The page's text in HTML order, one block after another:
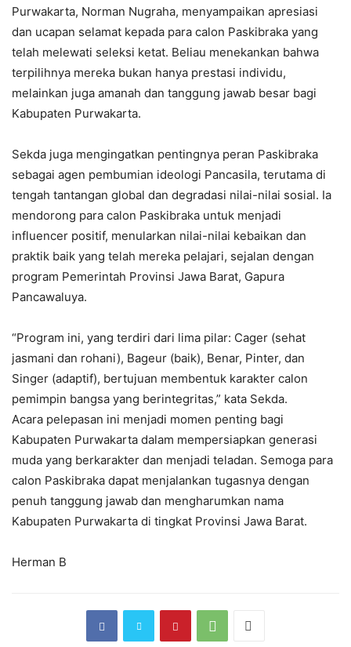
Purwakarta, Norman Nugraha, menyampaikan apresiasi
dan ucapan selamat kepada para calon Paskibraka yang
telah melewati seleksi ketat. Beliau menekankan bahwa
terpilihnya mereka bukan hanya prestasi individu,
melainkan juga amanah dan tanggung jawab besar bagi
Kabupaten Purwakarta.
Sekda juga mengingatkan pentingnya peran Paskibraka
sebagai agen pembumian ideologi Pancasila, terutama di
tengah tantangan global dan degradasi nilai-nilai sosial. Ia
mendorong para calon Paskibraka untuk menjadi
influencer positif, menularkan nilai-nilai kebaikan dan
praktik baik yang telah mereka pelajari, sejalan dengan
program Pemerintah Provinsi Jawa Barat, Gapura
Pancawaluya.
“Program ini, yang terdiri dari lima pilar: Cager (sehat
jasmani dan rohani), Bageur (baik), Benar, Pinter, dan
Singer (adaptif), bertujuan membentuk karakter calon
pemimpin bangsa yang berintegritas,” kata Sekda.
Acara pelepasan ini menjadi momen penting bagi
Kabupaten Purwakarta dalam mempersiapkan generasi
muda yang berkarakter dan menjadi teladan. Semoga para
calon Paskibraka dapat menjalankan tugasnya dengan
penuh tanggung jawab dan mengharumkan nama
Kabupaten Purwakarta di tingkat Provinsi Jawa Barat.
Herman B